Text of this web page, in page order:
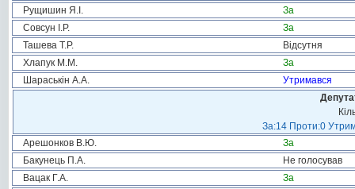
Рущишин Я.І.
За
Совсун І.Р.
За
Ташева Т.Р.
Відсутня
Хлапук М.М.
За
Шараськін А.А.
Утримався
За:14 Проти:0
Арешонков В.Ю.
За
Бакунець П.А.
Не голосував
Вацак Г.А.
За